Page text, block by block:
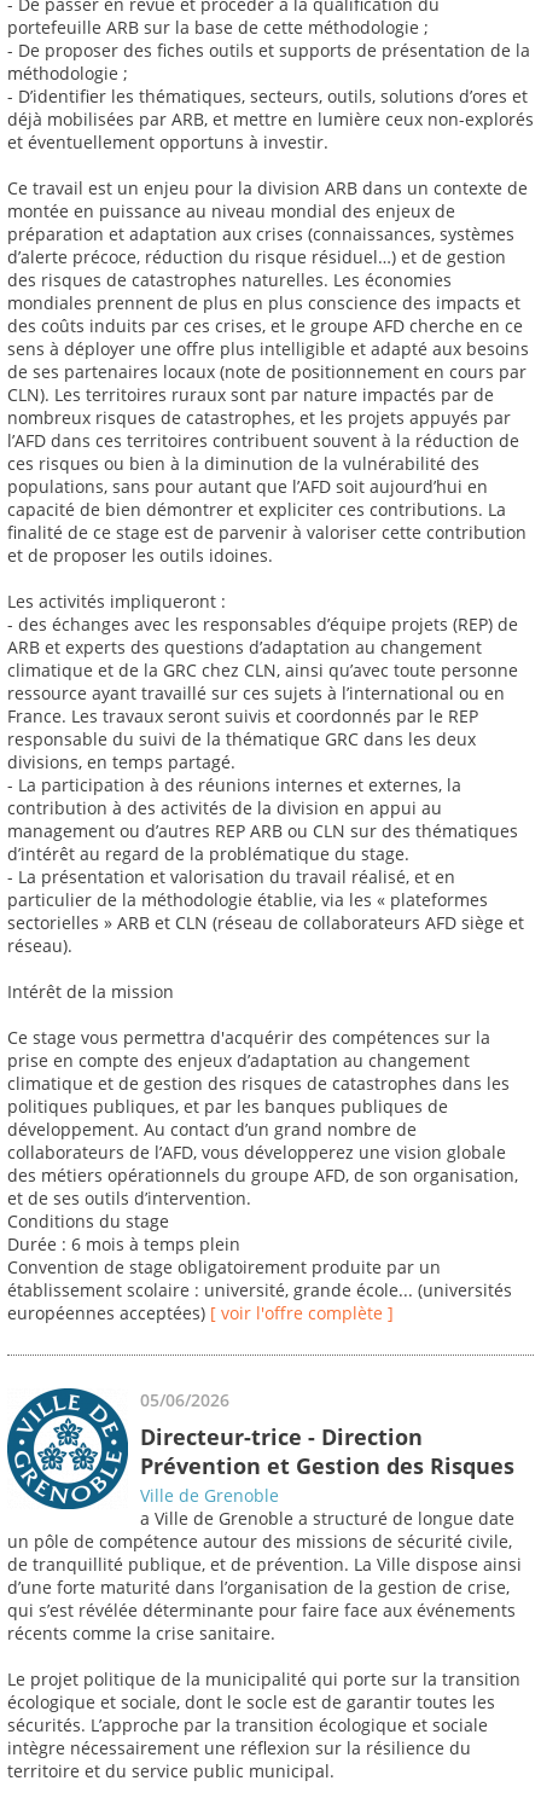
portefeuille ARB sur la base de cette méthodologie ;
- De proposer des fiches outils et supports de présentation de la
méthodologie ;
- D’identifier les thématiques, secteurs, outils, solutions d’ores et
déjà mobilisées par ARB, et mettre en lumière ceux non-explorés
et éventuellement opportuns à investir.
Ce travail est un enjeu pour la division ARB dans un contexte de
montée en puissance au niveau mondial des enjeux de
préparation et adaptation aux crises (connaissances, systèmes
d’alerte précoce, réduction du risque résiduel…) et de gestion
des risques de catastrophes naturelles. Les économies
mondiales prennent de plus en plus conscience des impacts et
des coûts induits par ces crises, et le groupe AFD cherche en ce
sens à déployer une offre plus intelligible et adapté aux besoins
de ses partenaires locaux (note de positionnement en cours par
CLN). Les territoires ruraux sont par nature impactés par de
nombreux risques de catastrophes, et les projets appuyés par
l’AFD dans ces territoires contribuent souvent à la réduction de
ces risques ou bien à la diminution de la vulnérabilité des
populations, sans pour autant que l’AFD soit aujourd’hui en
capacité de bien démontrer et expliciter ces contributions. La
finalité de ce stage est de parvenir à valoriser cette contribution
et de proposer les outils idoines.
Les activités impliqueront :
- des échanges avec les responsables d’équipe projets (REP) de
ARB et experts des questions d’adaptation au changement
climatique et de la GRC chez CLN, ainsi qu’avec toute personne
ressource ayant travaillé sur ces sujets à l’international ou en
France. Les travaux seront suivis et coordonnés par le REP
responsable du suivi de la thématique GRC dans les deux
divisions, en temps partagé.
- La participation à des réunions internes et externes, la
contribution à des activités de la division en appui au
management ou d’autres REP ARB ou CLN sur des thématiques
d’intérêt au regard de la problématique du stage.
- La présentation et valorisation du travail réalisé, et en
particulier de la méthodologie établie, via les « plateformes
sectorielles » ARB et CLN (réseau de collaborateurs AFD siège et
réseau).
Intérêt de la mission
Ce stage vous permettra d'acquérir des compétences sur la
prise en compte des enjeux d’adaptation au changement
climatique et de gestion des risques de catastrophes dans les
politiques publiques, et par les banques publiques de
développement. Au contact d’un grand nombre de
collaborateurs de l’AFD, vous développerez une vision globale
des métiers opérationnels du groupe AFD, de son organisation,
et de ses outils d’intervention.
Conditions du stage
Durée : 6 mois à temps plein
Convention de stage obligatoirement produite par un
établissement scolaire : université, grande école... (universités
européennes acceptées) [ voir l'offre complète ]
05/06/2026
Directeur-trice - Direction
Prévention et Gestion des Risques
Ville de Grenoble
a Ville de Grenoble a structuré de longue date
un pôle de compétence autour des missions de sécurité civile,
de tranquillité publique, et de prévention. La Ville dispose ainsi
d’une forte maturité dans l’organisation de la gestion de crise,
qui s’est révélée déterminante pour faire face aux événements
récents comme la crise sanitaire.
Le projet politique de la municipalité qui porte sur la transition
écologique et sociale, dont le socle est de garantir toutes les
sécurités. L’approche par la transition écologique et sociale
intègre nécessairement une réflexion sur la résilience du
territoire et du service public municipal.